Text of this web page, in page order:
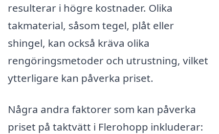
resulterar i högre kostnader. Olika
takmaterial, såsom tegel, plåt eller
shingel, kan också kräva olika
rengöringsmetoder och utrustning, vilket
ytterligare kan påverka priset.
Några andra faktorer som kan påverka
priset på taktvätt i Flerohopp inkluderar: